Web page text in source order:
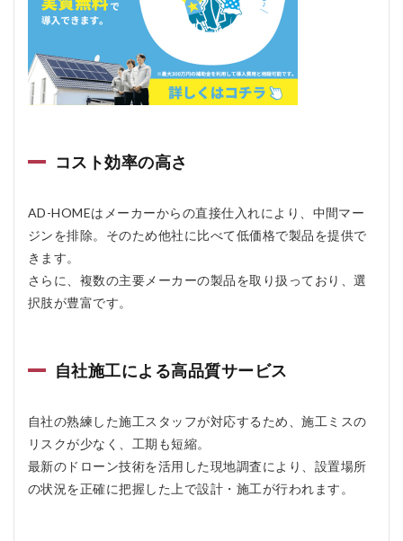
判
AD-
HOME
の悪い
口コミ
HOME
AD-
HOME
の料金
は？
イン
都の
補助
金 最
大300
万円
コスト効率の高さ
AD-HOMEはメーカーからの直接仕入れにより、中間マー
ジンを排除。そのため他社に比べて低価格で製品を提供で
きます。
さらに、複数の主要メーカーの製品を取り扱っており、選
択肢が豊富です。
自社施工による高品質サービス
自社の熟練した施工スタッフが対応するため、施工ミスの
リスクが少なく、工期も短縮。
最新のドローン技術を活用した現地調査により、設置場所
の状況を正確に把握した上で設計・施工が行われます。